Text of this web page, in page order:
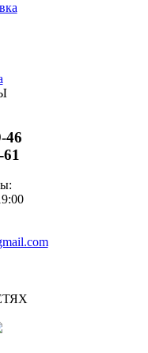
46
61